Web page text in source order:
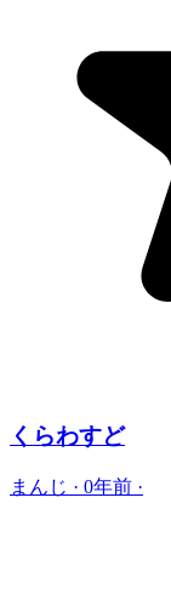
くらわすど
まんじ · 0年前 ·